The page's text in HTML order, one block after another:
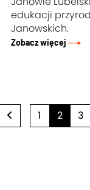
edukacji
Janowskich.
Zobacz więcej
1 2 3